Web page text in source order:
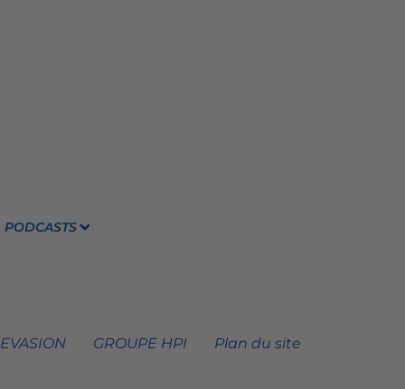
PODCASTS
GROUPE HPI Plan du site